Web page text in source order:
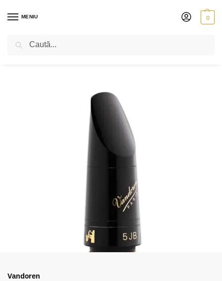
MENIU 0
Vandoren